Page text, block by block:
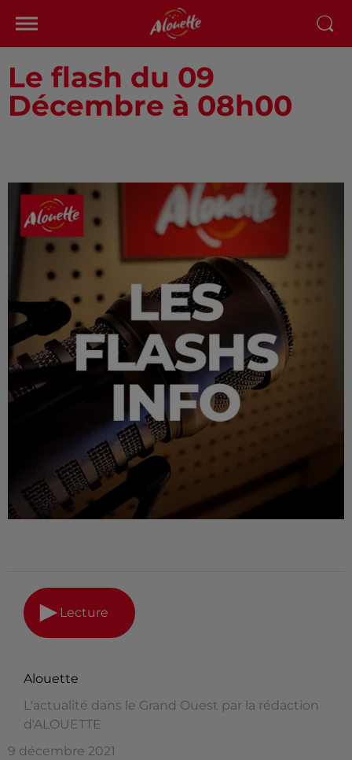
Le flash du 09
Décembre à 08h00
Lecture
Alouette
L'actualité dans le Grand Ouest par la rédaction
d'ALOUETTE
9 décembre 2021